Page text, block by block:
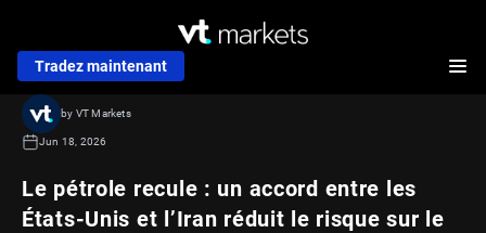
Tradez maintenant
Le pétrole recule : un accord entre les
États-Unis et l’Iran réduit le risque sur le
by VT Markets
Jun 18, 2026